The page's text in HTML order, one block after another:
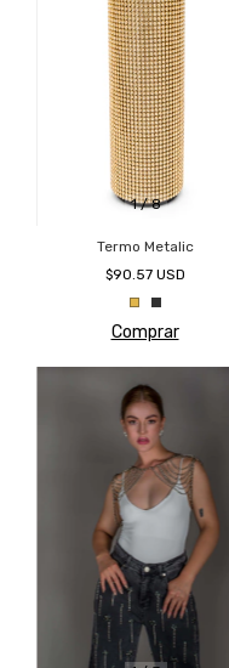
1/8
Termo Metalic
$90.57 USD
Comprar